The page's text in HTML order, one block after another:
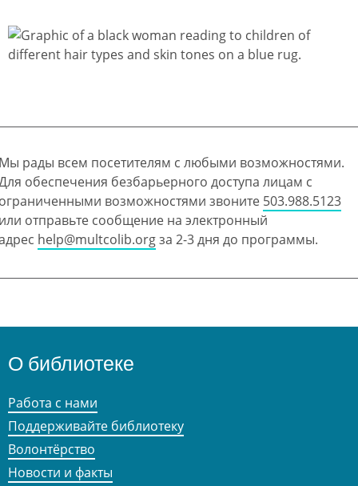
рады всем посетителям с любыми возможностями.
обеспечения безбарьерного доступа лицам с
возможностями звоните 503.988.5123
отправьте сообщение на электронный
help@multcolib.orgза 2-3 дня до программы.
О библиотеке
Работа с нами
Поддерживайте библиотеку
Волонтёрство
Новости и факты